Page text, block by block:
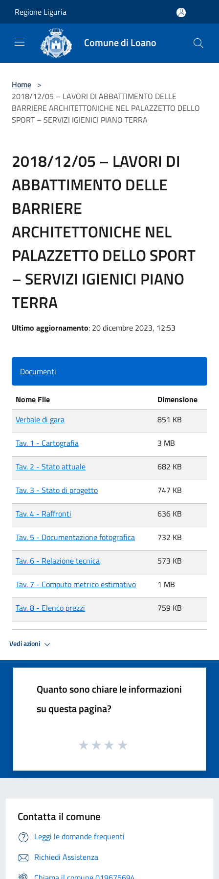
Regione Liguria
Comune di Loano
Home >
2018/12/05 – LAVORI DI ABBATTIMENTO DELLE
BARRIERE ARCHITETTONICHE NEL PALAZZETTO DELLO
SPORT – SERVIZI IGIENICI PIANO TERRA
2018/12/05 – LAVORI DI
ABBATTIMENTO DELLE
BARRIERE
ARCHITETTONICHE NEL
PALAZZETTO DELLO SPORT
– SERVIZI IGIENICI PIANO
TERRA
Ultimo aggiornamento: 20 dicembre 2023, 12:53
Documenti
Nome File
Dimensione
Verbale di gara
851 KB
Tav. 1 - Cartografia
3 MB
Tav. 2 - Stato attuale
682 KB
Tav. 3 - Stato di progetto
747 KB
Tav. 4 - Raffronti
636 KB
Tav. 5 - Documentazione fotografica
732 KB
Tav. 6 - Relazione tecnica
573 KB
Tav. 7 - Computo metrico estimativo
1 MB
Tav. 8 - Elenco prezzi
759 KB
Vedi azioni
Quanto sono chiare le informazioni
su questa pagina?
Contatta il comune
Leggi le domande frequenti
Richiedi Assistenza